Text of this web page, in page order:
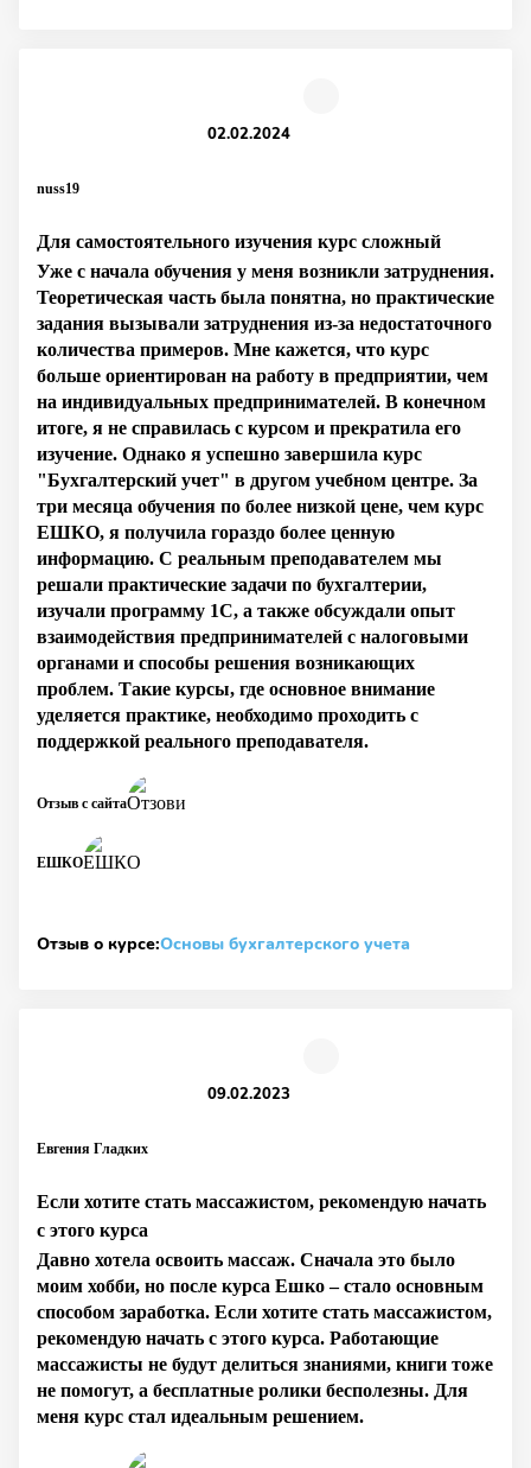
nuss19
02.02.2024
Для самостоятельного изучения курс сложный
Уже с начала обучения у меня возникли затруднения.
Теоретическая часть была понятна, но практические
задания вызывали затруднения из-за недостаточного
количества примеров. Мне кажется, что курс
больше ориентирован на работу в предприятии, чем
на индивидуальных предпринимателей. В конечном
итоге, я не справилась с курсом и прекратила его
изучение. Однако я успешно завершила курс
"Бухгалтерский учет" в другом учебном центре. За
три месяца обучения по более низкой цене, чем курс
ЕШКО, я получила гораздо более ценную
информацию. С реальным преподавателем мы
решали практические задачи по бухгалтерии,
изучали программу 1С, а также обсуждали опыт
взаимодействия предпринимателей с налоговыми
органами и способы решения возникающих
проблем. Такие курсы, где основное внимание
уделяется практике, необходимо проходить с
поддержкой реального преподавателя.
ЕШКО
Отзыв с сайта
Отзыв о курсе:Основы бухгалтерского учета
Евгения Гладких
09.02.2023
Если хотите стать массажистом, рекомендую начать
с этого курса
Давно хотела освоить массаж. Сначала это было
моим хобби, но после курса Ешко – стало основным
способом заработка. Если хотите стать массажистом,
рекомендую начать с этого курса. Работающие
массажисты не будут делиться знаниями, книги тоже
не помогут, а бесплатные ролики бесполезны. Для
меня курс стал идеальным решением.